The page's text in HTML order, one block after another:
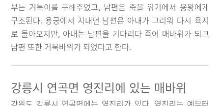
부는 거북이를 구해주었고, 남편은 죽을 위기에서 용왕에게
구조된다. 용궁에서 지내던 남편은 아내가 그리워 다시 육지
로 돌아오지만, 아내는 남편을 기다리다 죽어 매바위가 되고
남편 또한 거북바위가 되었다고 한다.
강릉시 연곡면 영진리에 있는 매바위
강원도 강릉시 연곡면에는 영진리가 있다. 영진리는 예부터